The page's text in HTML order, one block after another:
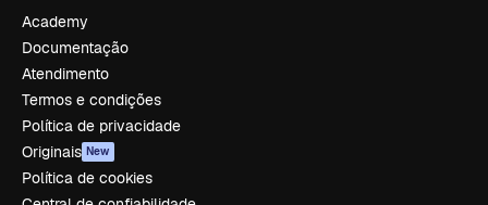
Academy
Documentação
Atendimento
Termos e condições
Política de privacidade
Originais New
Política de cookies